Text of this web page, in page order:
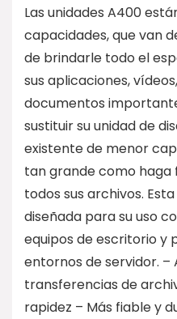
Las unidades A400
capacidades, que van
de brindarle todo el
sus aplicaciones,
documentos
sustituir su unidad de
existente de menor
tan grande como
todos sus archivos.
diseñada para su uso
equipos de escritorio y
entornos de servidor. –
transferencias de
rapidez – Más fiable y